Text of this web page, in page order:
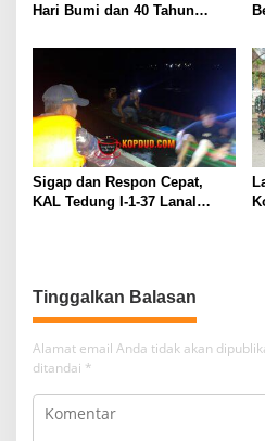
Hari Bumi dan 40 Tahun
Sigap dan Respon Cepat,
KAL Tedung I-1-37 Lanal
Tinggalkan Balasan
Alamat email Anda tidak akan
ditandai *